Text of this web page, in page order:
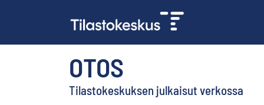
OTOS
Tilastokeskuksen julkaisut verkossa